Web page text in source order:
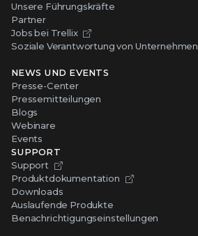
Unsere Führungskräfte
Partner
Jobs bei Trellix
Soziale Verantwortung von Unternehmen
NEWS UND EVENTS
Presse-Center
Pressemitteilungen
Blogs
Webinare
Events
SUPPORT
Support
Produktdokumentation
Downloads
Auslaufende Produkte
Benachrichtigungseinstellungen